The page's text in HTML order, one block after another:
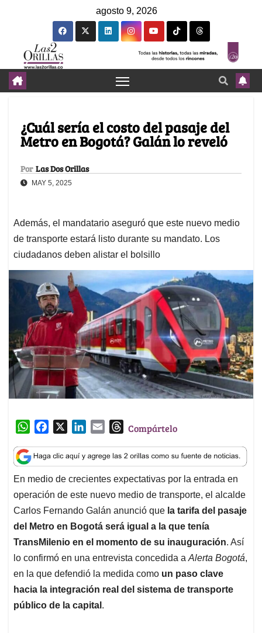
agosto 9, 2026
¿Cuál sería el costo del pasaje del
Metro en Bogotá? Galán lo reveló
Por Las Dos Orillas
MAY 5, 2025
Además, el mandatario aseguró que este nuevo medio
de transporte estará listo durante su mandato. Los
ciudadanos deben alistar el bolsillo
W
a
t
s
A
p
p
c
e
b
o
o
k
n
k
e
d
I
n
a
i
l
T
r
e
a
d
s
Compártelo
En medio de crecientes expectativas por la entrada en
operación de este nuevo medio de transporte, el alcalde
Carlos Fernando Galán anunció que la tarifa del pasaje
del Metro en Bogotá será igual a la que tenía
TransMilenio en el momento de su inauguración. Así
lo confirmó en una entrevista concedida a Alerta Bogotá,
en la que defendió la medida como un paso clave
hacia la integración real del sistema de transporte
público de la capital .